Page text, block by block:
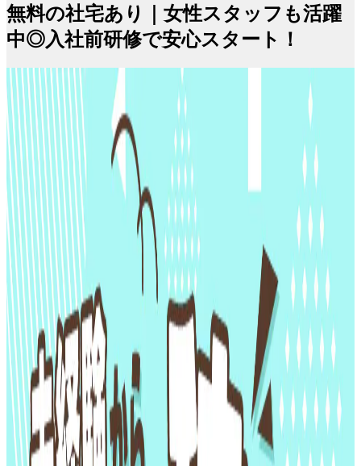
無料の社宅あり｜女性スタッフも活躍
中◎入社前研修で安心スタート！